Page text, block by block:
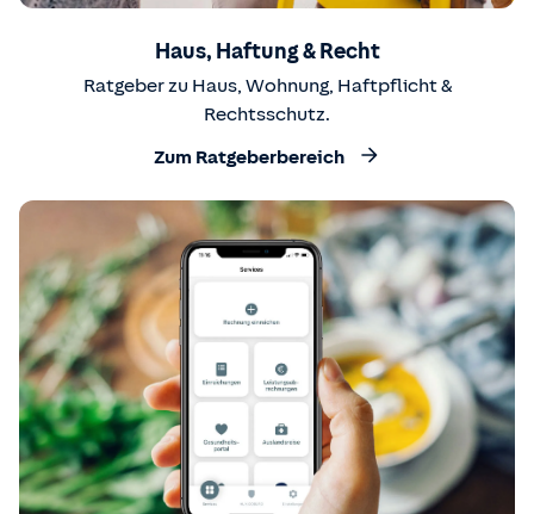
Haus, Haftung & Recht
Ratgeber zu Haus, Wohnung, Haftpflicht &
Rechtsschutz.
Zum Ratgeberbereich